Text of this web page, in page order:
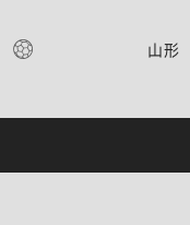
山形